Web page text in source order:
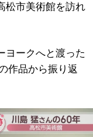
松市美術館を訪れ
ークへと渡った
作品から振り返